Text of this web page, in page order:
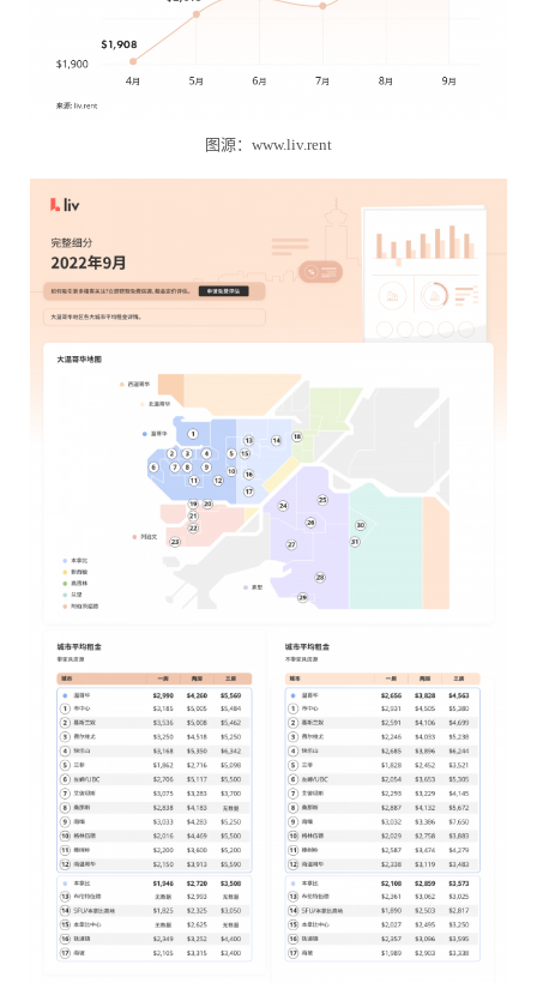
图源：www.liv.rent